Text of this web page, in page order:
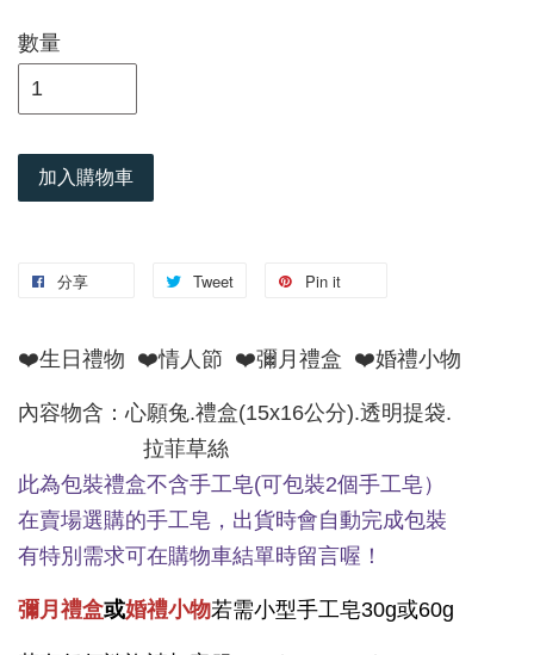
數量
加入購物車
分享 Tweet Pin it
❤️生日禮物 ❤️情人節 ❤️彌月禮盒 ❤️婚禮小物
內容物含：心願兔.禮盒(15x16公分).透明提袋.
拉菲草絲
此為包裝禮盒不含手工皂(可包裝2個手工皂）
在賣場選購的手工皂，出貨時會自動完成包裝
有特別需求可在購物車結單時留言喔！
彌月禮盒或婚禮小物若需小型手工皂30g或60g